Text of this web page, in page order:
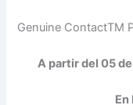
Genuine ContactTM
A partir del 05
En